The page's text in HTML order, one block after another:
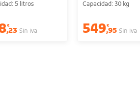
5 litros
€
,23 Sin iva
Capacidad: 30 kg
549€
,95 Sin iva